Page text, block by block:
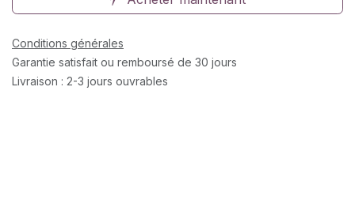
Conditions générales
Garantie satisfait ou remboursé de 30 jours
Livraison : 2-3 jours ouvrables